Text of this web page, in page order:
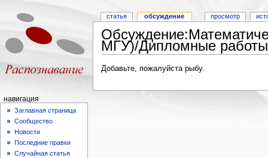
МГУ)/Дипломные работы
Добавьте, пожалуйста рыбу.
статья обсуждение просмотр
навигация
Заглавная страница
Сообщество
Новости
Последние правки
Случайная статья